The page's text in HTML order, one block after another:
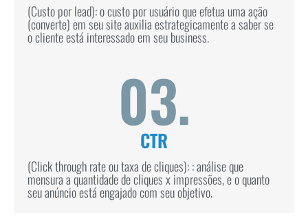
(Custo por lead): o custo por usuário que efetua uma ação
(converte) em seu site auxilia estrategicamente a saber se
o cliente está interessado em seu business.
03.
CTR
(Click through rate ou taxa de cliques): : análise que
mensura a quantidade de cliques x impressões, e o quanto
seu anúncio está engajado com seu objetivo.